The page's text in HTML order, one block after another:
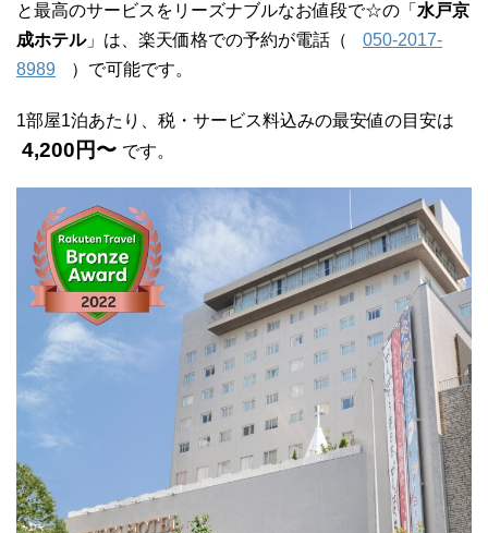
と最高のサービスをリーズナブルなお値段で☆の「 水戸京
成ホテル」は、楽天価格での予約が電話（
050-2017-
8989
）で可能です。
1部屋1泊あたり、税・サービス料込みの最安値の目安は
4,200円〜 です。